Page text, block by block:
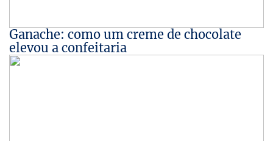
Ganache: como um creme de chocolate
elevou a confeitaria